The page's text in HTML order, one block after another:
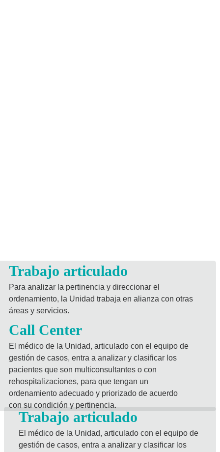
Trabajo articulado
Para analizar la pertinencia y direccionar el
ordenamiento, la Unidad trabaja en alianza con otras
áreas y servicios.
Call Center
El médico de la Unidad, articulado con el equipo de
gestión de casos, entra a analizar y clasificar los
pacientes que son multiconsultantes o con
rehospitalizaciones, para que tengan un
ordenamiento adecuado y priorizado de acuerdo
con su condición y pertinencia.
Trabajo articulado
El médico de la Unidad, articulado con el equipo de
gestión de casos, entra a analizar y clasificar los